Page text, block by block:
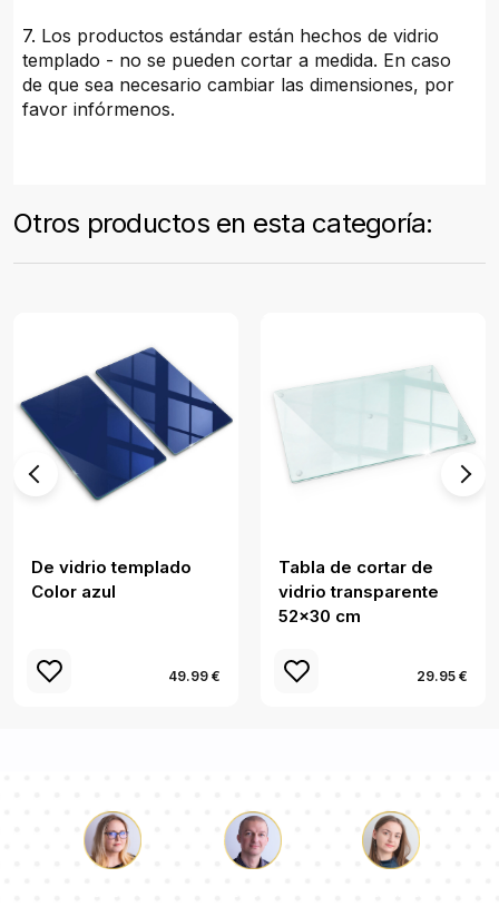
7. Los productos estándar están hechos de vidrio
templado - no se pueden cortar a medida. En caso
de que sea necesario cambiar las dimensiones, por
favor infórmenos.
Otros productos en esta categoría:
De vidrio templado
Color azul
49.99 €
Tabla de cortar de
vidrio transparente
52x30 cm
29.95 €